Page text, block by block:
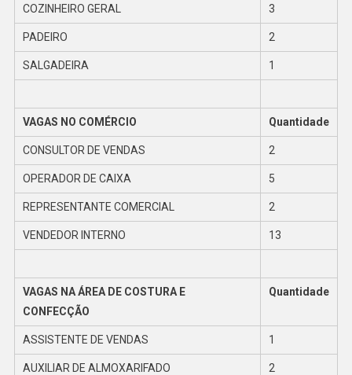
COZINHEIRO GERAL 3
PADEIRO 2
SALGADEIRA 1
VAGAS NO COMÉRCIO Quantidade
CONSULTOR DE VENDAS 2
OPERADOR DE CAIXA 5
REPRESENTANTE COMERCIAL 2
VENDEDOR INTERNO 13
VAGAS NA ÁREA DE COSTURA E
CONFECÇÃO
Quantidade
ASSISTENTE DE VENDAS 1
AUXILIAR DE ALMOXARIFADO 2